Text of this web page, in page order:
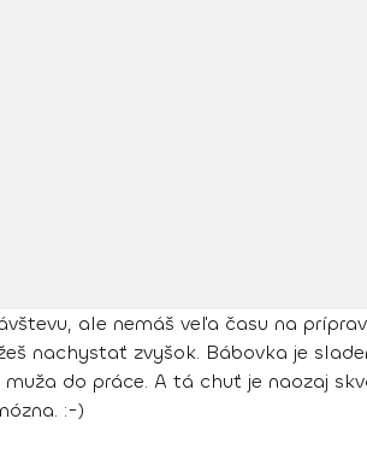
ale nemáš veľa času na
nachystať zvyšok. Bábovka je
do práce. A tá chuť je naozaj
:-)